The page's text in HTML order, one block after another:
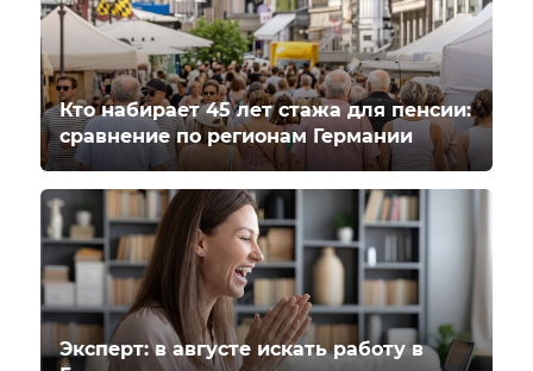
Кто набирает 45 лет стажа для пенсии:
сравнение по регионам Германии
Эксперт: в августе искать работу в